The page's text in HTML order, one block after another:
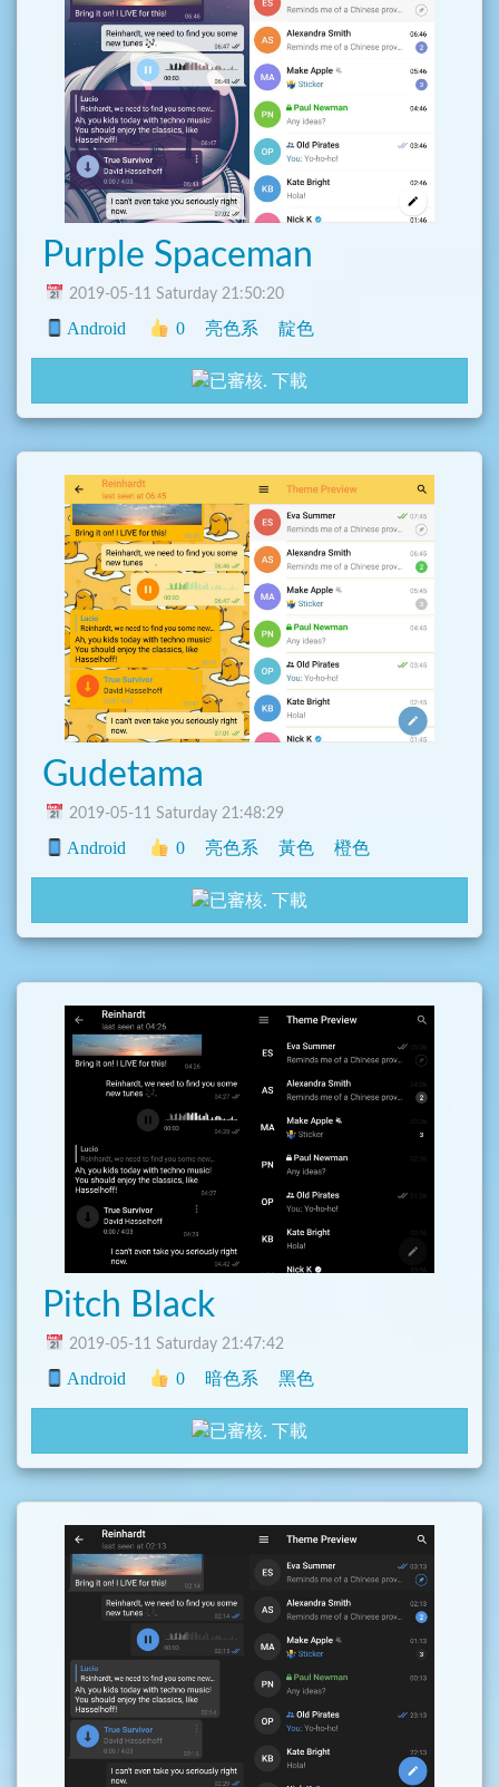
Purple Spaceman
2019-05-11 Saturday 21:50:20
Android 0 亮色系 靛色
下載
Gudetama
2019-05-11 Saturday 21:48:29
Android 0 亮色系 黃色 橙色
下載
Pitch Black
2019-05-11 Saturday 21:47:42
Android 0 暗色系 黑色
下載